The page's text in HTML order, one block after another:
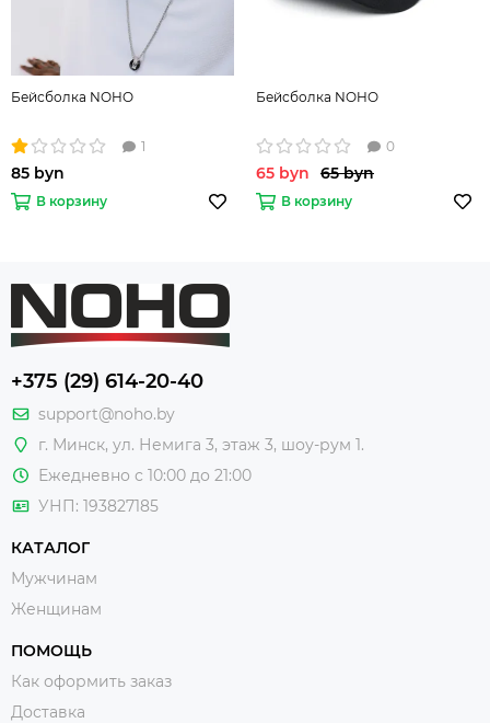
Бейсболка NOHO
1
85 byn
В корзину
Бейсболка NOHO
0
65 byn 65 byn
В корзину
+375 (29) 614-20-40
support@noho.by
г. Минск, ул. Немига 3, этаж 3, шоу-рум 1.
Ежедневно с 10:00 до 21:00
УНП: 193827185
КАТАЛОГ
Мужчинам
Женщинам
ПОМОЩЬ
Как оформить заказ
Доставка